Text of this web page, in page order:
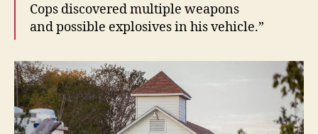
Cops discovered multiple weapons
and possible explosives in his vehicle.”